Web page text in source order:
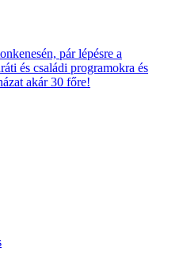
pár lépésre a
és családi programokra és
akár 30 főre!